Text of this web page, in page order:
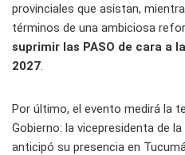
provinciales que asistan,
términos de una ambiciosa
suprimir las PASO de cara a
2027
Por último, el evento medirá la
Gobierno: la vicepresidenta de
anticipó su presencia en